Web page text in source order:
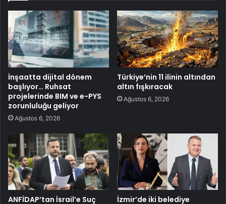
İnşaatta dijital dönem
başlıyor… Ruhsat
projelerinde BIM ve e-PYS
zorunluluğu geliyor
Ağustos 6, 2026
Türkiye’nin 11 ilinin altından
altın fışkıracak
Ağustos 6, 2026
ANFİDAP’tan İsrail’e Suç İzmir’de iki belediye